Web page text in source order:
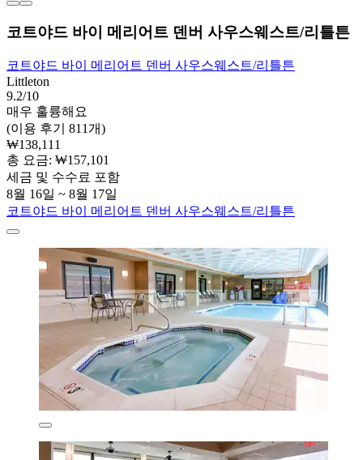
코트야드 바이 메리어트 덴버 사우스웨스트/리틀튼
코트야드 바이 메리어트 덴버 사우스웨스트/리틀튼
Littleton
9.2/10
매우 훌륭해요
(이용 후기 811개)
₩138,111
총 요금: ₩157,101
세금 및 수수료 포함
8월 16일 ~ 8월 17일
코트야드 바이 메리어트 덴버 사우스웨스트/리틀튼